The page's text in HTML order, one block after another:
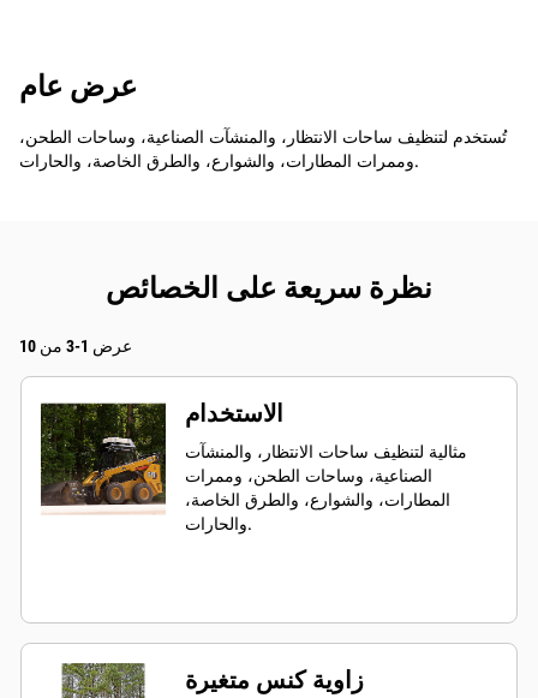
عرض عام
تُستخدم لتنظيف ساحات الانتظار، والمنشآت الصناعية، وساحات الطحن،
وممرات المطارات، والشوارع، والطرق الخاصة، والحارات.
نظرة سريعة على الخصائص
عرض 1-3 من 10
الاستخدام
مثالية لتنظيف ساحات الانتظار، والمنشآت
الصناعية، وساحات الطحن، وممرات
المطارات، والشوارع، والطرق الخاصة،
والحارات.
زاوية كنس متغيرة